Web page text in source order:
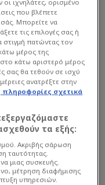
300 λεπτά, ο
σε τρία
το
την έλλειψη
βασικού –στις
δεν
ιχνηλάτες, ορισμένο
που βλέπετε
Μπορείτε να
τις επιλογές σας ή
πατώντας τον
μέρος της
κάτω αριστερό μέρος
σας θα τεθούν σε ισχύ
ανατρέξτε στην
πληροφορίες σχετικά
τα εξής:
Ακριβής σάρωση
ταυτότητας.
μιας συσκευής.
μέτρηση διαφήμισης
υπηρεσιών.